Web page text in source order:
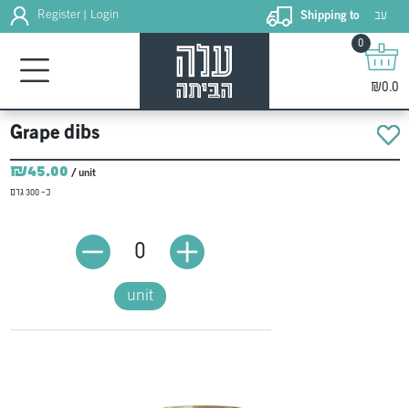
Register Login Shipping to
עב
0
₪0.0
Grape dibs
₪45.00 / unit
כ- 300 גרם
unit
0